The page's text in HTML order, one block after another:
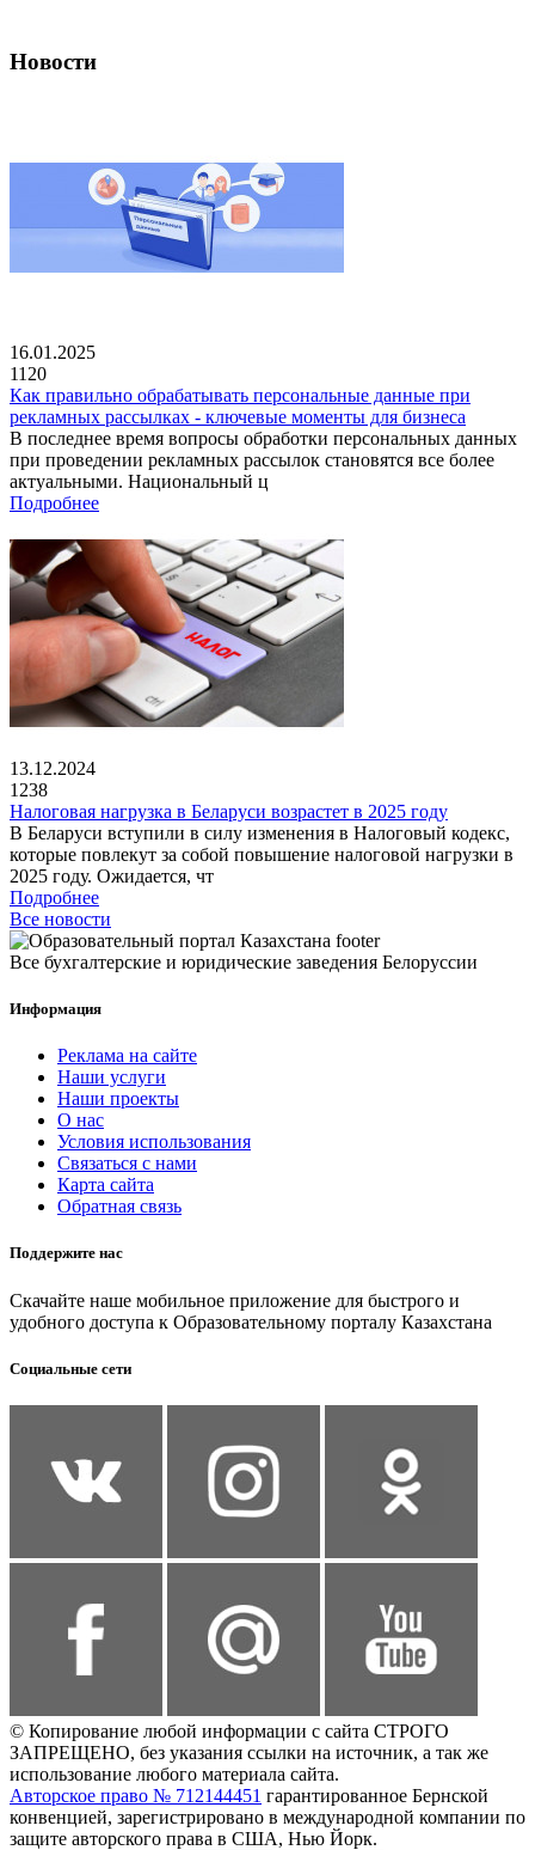
Новости
16.01.2025
1120
Как правильно обрабатывать персональные данные при
рекламных рассылках - ключевые моменты для бизнеса
В последнее время вопросы обработки персональных данных
при проведении рекламных рассылок становятся все более
актуальными. Национальный ц
Подробнее
13.12.2024
1238
Налоговая нагрузка в Беларуси возрастет в 2025 году
В Беларуси вступили в силу изменения в Налоговый кодекс,
которые повлекут за собой повышение налоговой нагрузки в
2025 году. Ожидается, чт
Подробнее
Все новости
Все бухгалтерские и юридические заведения Белоруссии
Информация
Реклама на сайте
Наши услуги
Наши проекты
О нас
Условия использования
Связаться с нами
Карта сайта
Обратная связь
Поддержите нас
Скачайте наше мобильное приложение для быстрого и
удобного доступа к Образовательному порталу Казахстана
Социальные сети
© Копирование любой информации с сайта СТРОГО
ЗАПРЕЩЕНО, без указания ссылки на источник, а так же
использование любого материала сайта.
Авторское право № 712144451 гарантированное Бернской
конвенцией, зарегистрировано в международной компании по
защите авторского права в США, Нью Йорк.